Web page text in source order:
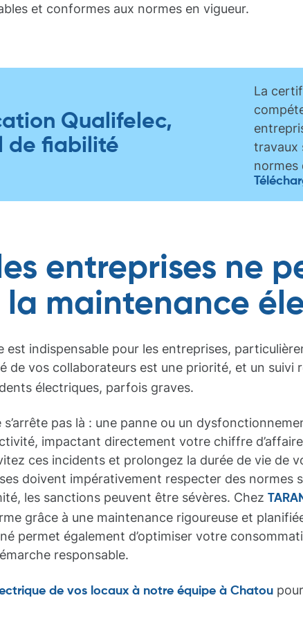
et conformes aux normes en vigueur.
Qualifelec,
de fiabilité
La
travaux
normes
entreprises ne
la maintenance
est indispensable pour les entreprises,
de vos collaborateurs est une priorité, et un
électriques, parfois graves.
s’arrête pas là : une panne ou un
impactant directement votre chiffre
ces incidents et prolongez la durée de vie de
doivent impérativement respecter des normes
les sanctions peuvent être sévères. Chez
grâce à une maintenance rigoureuse et
permet également d’optimiser votre
responsable.
de vos locaux à notre équipe à Chatou